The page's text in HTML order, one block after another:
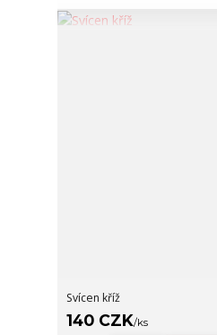
Svícen kříž
140 CZK/ks